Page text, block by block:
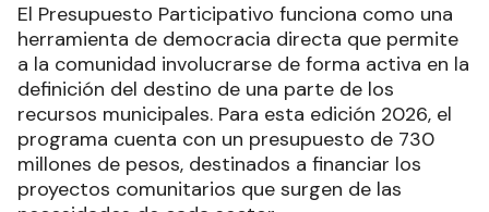
El Presupuesto Participativo funciona como una
herramienta de democracia directa que permite
a la comunidad involucrarse de forma activa en la
definición del destino de una parte de los
recursos municipales. Para esta edición 2026, el
programa cuenta con un presupuesto de 730
millones de pesos, destinados a financiar los
proyectos comunitarios que surgen de las